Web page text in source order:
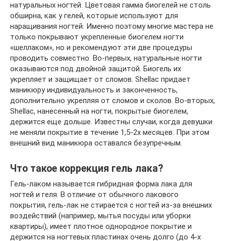
натуральных ногтей. Цветовая гамма биогелей не столь
обширна, как у гелей, которые используют для
наращивания ногтей. Именно поэтому многие мастера не
только покрывают укрепленные биогелем ногти
«шеллаком», но и рекомендуют эти две процедуры
проводить совместно. Во-первых, натуральные ногти
оказываются под двойной защитой. Биогель их
укрепляет и защищает от сломов. Shellac придает
маникюру индивидуальность и законченность,
дополнительно укрепляя от сломов и сколов. Во-вторых,
Shellac, нанесенный на ногти, покрытые биогелем,
держится еще дольше. Известны случаи, когда девушки
не меняли покрытие в течение 1,5-2х месяцев. При этом
внешний вид маникюра оставался безупречным.
Что такое коррекция гель лака?
Гель-лаком называется гибридная форма лака для
ногтей и геля. В отличие от обычного лакового
покрытия, гель-лак не стирается с ногтей из-за внешних
воздействий (например, мытья посуды или уборки
квартиры), имеет плотное однородное покрытие и
держится на ногтевых пластинах очень долго (до 4-х